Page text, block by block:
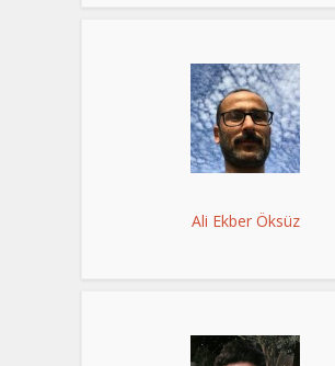
Ali Ekber Öksüz